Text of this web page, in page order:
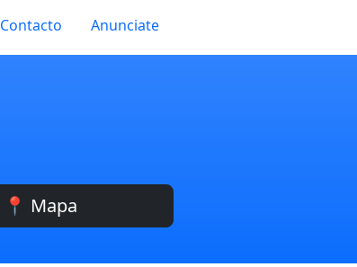
Contacto Anunciate
📍 Mapa